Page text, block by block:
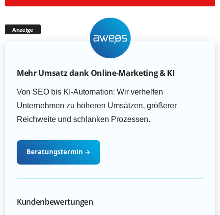
Anzeige
Mehr Umsatz dank Online-Marketing & KI
Von SEO bis KI-Automation: Wir verhelfen
Unternehmen zu höheren Umsätzen, größerer
Reichweite und schlanken Prozessen.
Beratungstermin →
Kundenbewertungen